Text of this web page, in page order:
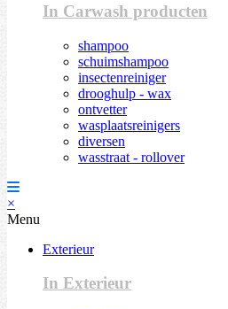
In Carwash producten
shampoo
schuimshampoo
insectenreiniger
drooghulp - wax
ontvetter
wasplaatsreinigers
diversen
wasstraat - rollover
×
Menu
Exterieur
In Exterieur